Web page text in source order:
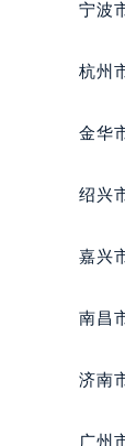
宁波
杭州
金华
绍兴
嘉兴
南昌
济南
广州